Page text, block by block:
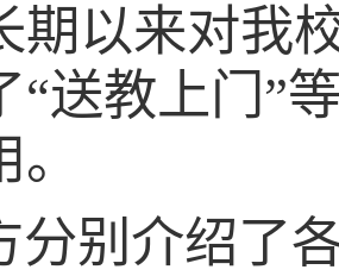
期以来对我
“送教上门”
分别介绍了